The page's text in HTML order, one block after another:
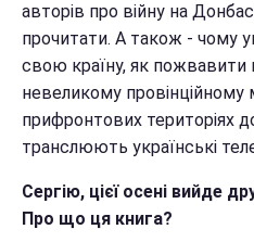
авторів про війну на
прочитати. А також - чому
свою країну, як пожвавити
невеликому провінційному
прифронтових територіях
транслюють українські
Сергію, цієї осені вийде
Про що ця книга?